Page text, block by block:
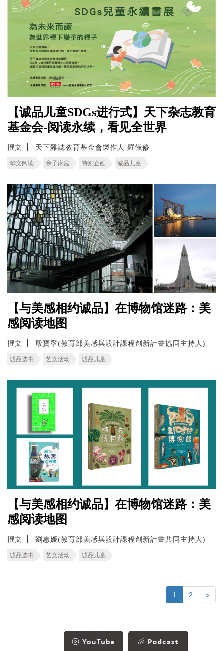
【诚品儿童SDGs进行式】天下杂志教育
基金会-阅读永续，看见全世界
撰文 天下雜誌教育基金會製作人 羅儀修
华文阅读 亲子家庭 特别企画 诚品儿童
【与美感相约诚品】在博物馆迷路：美
感阅读地图
撰文 殷寶寧(教育部美感與設計課程創新計畫協同主持人)
诚品选书 艺文活动 诚品儿童
【与美感相约诚品】在博物馆迷路：美
感阅读地图
撰文 劉惠媛(教育部美感與設計課程創新計畫共同主持人)
诚品选书 艺文活动 诚品儿童
1 2 »